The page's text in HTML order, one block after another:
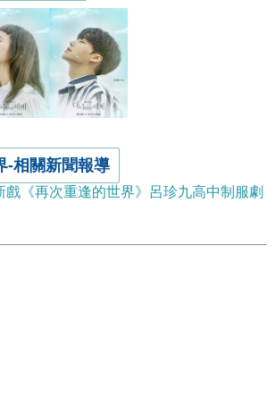
-相關新聞報導
戲《再次重逢的世界》呂珍九高中制服劇